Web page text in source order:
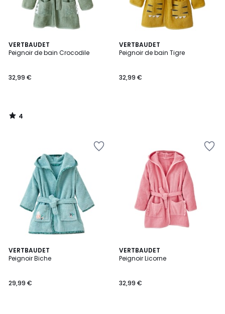
VERTBAUDET
Peignoir de bain Crocodile
32,99 €
4
/
4
/
VERTBAUDET
Peignoir de bain Tigre
32,99 €
VERTBAUDET
Peignoir Biche
29,99 €
VERTBAUDET
Peignoir Licorne
32,99 €
4,5
/ 5